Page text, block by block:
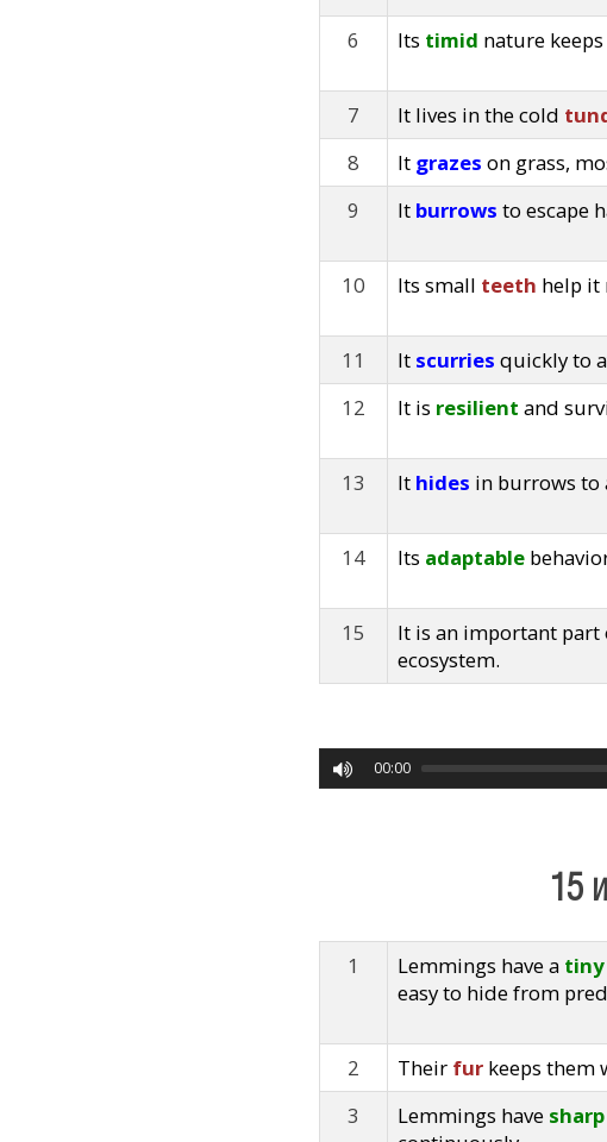
6
Its timid nature
7
It lives in the cold
8
It grazes on grass,
9
It burrows to escape
10
Its small teeth help it
11
It scurries quickly to
12
It is resilient and
13
It hides in burrows to
14
Its adaptable
15
It is an important part
ecosystem.
00:00
15
1 Lemmings have a tiny
easy to hide from
2
Their fur keeps them
3
Lemmings have sharp